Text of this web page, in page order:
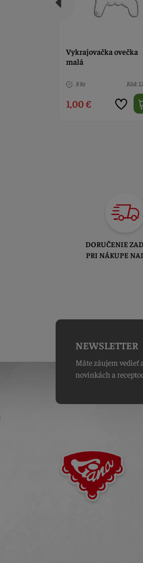
Vykrajovačka vajíčko
nerez
> 10
1,10 €
DORUČENIE
PRI NÁKUPE
NEWSLETTER
Máte záujem vedieť
novinkách a